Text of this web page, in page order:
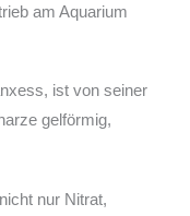
am Aquarium
ist von seiner
gelförmig,
nur Nitrat,